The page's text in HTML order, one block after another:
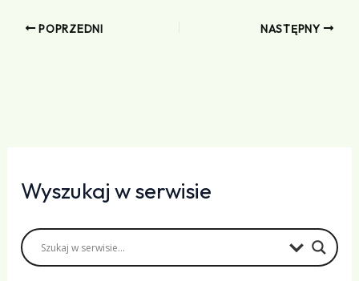
POPRZEDNI NASTĘPNY
Wyszukaj w serwisie